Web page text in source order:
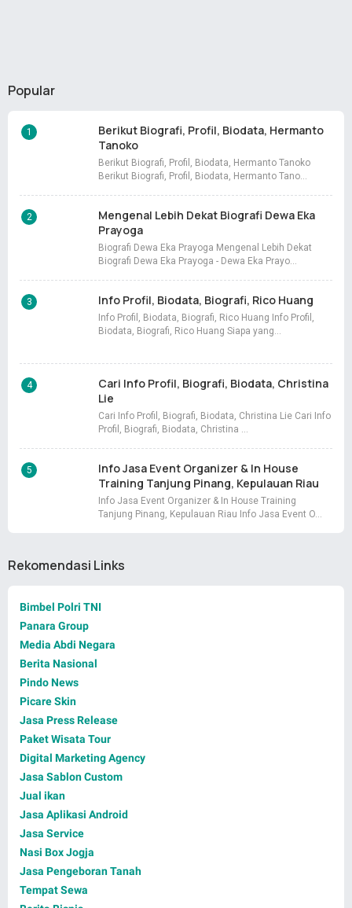
Popular
Berikut Biografi, Profil, Biodata, Hermanto
Tanoko
Berikut Biografi, Profil, Biodata, Hermanto Tanoko
Berikut Biografi, Profil, Biodata, Hermanto Tano…
Mengenal Lebih Dekat Biografi Dewa Eka
Prayoga
Biografi Dewa Eka Prayoga Mengenal Lebih Dekat
Biografi Dewa Eka Prayoga - Dewa Eka Prayo…
Info Profil, Biodata, Biografi, Rico Huang
Info Profil, Biodata, Biografi, Rico Huang Info Profil,
Biodata, Biografi, Rico Huang Siapa yang…
Cari Info Profil, Biografi, Biodata, Christina
Lie
Cari Info Profil, Biografi, Biodata, Christina Lie Cari Info
Profil, Biografi, Biodata, Christina …
Info Jasa Event Organizer & In House
Training Tanjung Pinang, Kepulauan Riau
Info Jasa Event Organizer & In House Training
Tanjung Pinang, Kepulauan Riau Info Jasa Event O…
Rekomendasi Links
Bimbel Polri TNI
Panara Group
Media Abdi Negara
Berita Nasional
Pindo News
Picare Skin
Jasa Press Release
Paket Wisata Tour
Digital Marketing Agency
Jasa Sablon Custom
Jual ikan
Jasa Aplikasi Android
Jasa Service
Nasi Box Jogja
Jasa Pengeboran Tanah
Tempat Sewa